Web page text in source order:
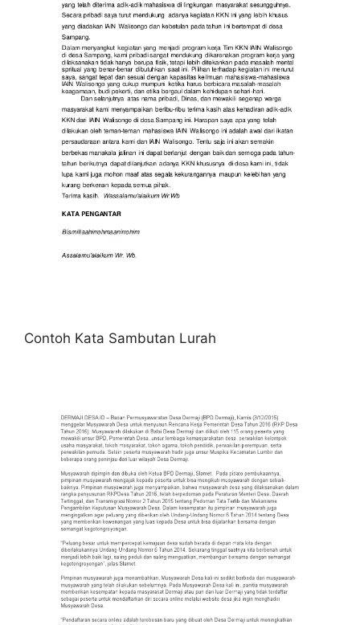
Contoh Kata Sambutan Lurah